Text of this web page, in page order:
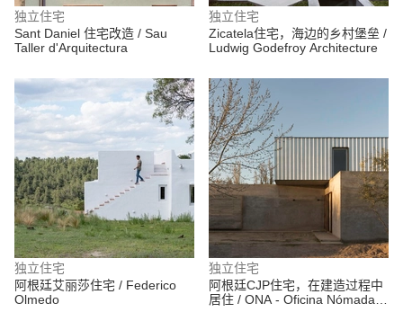
独立住宅
Sant Daniel 住宅改造 / Sau
Taller d'Arquitectura
独立住宅
Zicatela住宅，海边的乡村堡垒 /
Ludwig Godefroy Architecture
独立住宅
阿根廷艾丽莎住宅 / Federico
Olmedo
独立住宅
阿根廷CJP住宅，在建造过程中
居住 / ONA - Oficina Nómada